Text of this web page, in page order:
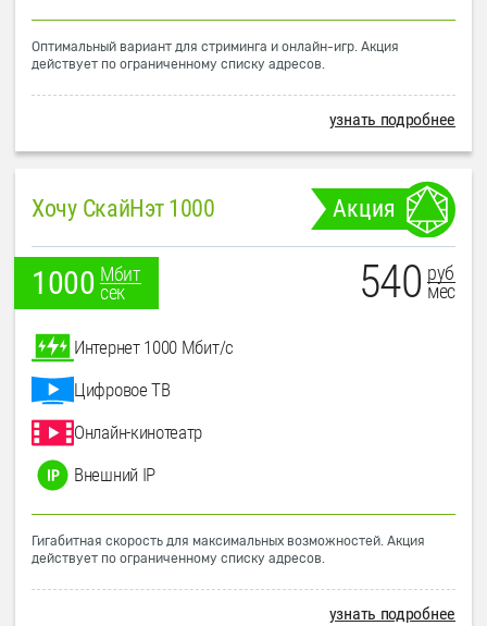
Оптимальный вариант для стриминга и онлайн-игр. Акция
действует по ограниченному списку адресов.
узнать подробнее
Хочу СкайНэт 1000 Акция
1000 Мбит
сек
540 руб
мес
Интернет 1000 Мбит/с
Цифровое ТВ
Онлайн-кинотеатр
Внешний IP
Гигабитная скорость для максимальных возможностей. Акция
действует по ограниченному списку адресов.
узнать подробнее